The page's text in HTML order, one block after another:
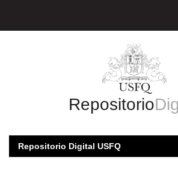
Repositorio
Repositorio Digital USFQ